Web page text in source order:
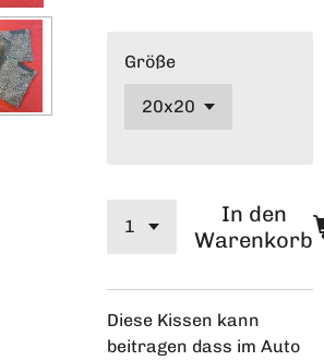
Größe
In den
Warenkorb
Diese Kissen kann
beitragen dass im Auto